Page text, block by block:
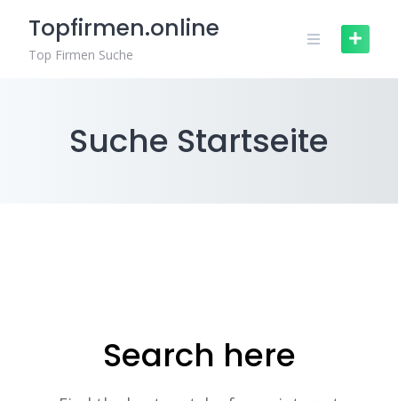
Inhalt
springen
Topfirmen.online
Top Firmen Suche
Suche Startseite
Search here